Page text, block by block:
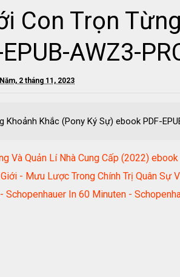
Con Trọn
AWZ3-
2 tháng 11, 2023
Khắc (Pony Ký Sự) ebook PDF-
Và Quản Lí Nhà Cung Cấp (2022)
- Mưu Lược Trong Chính Trị Quân
Schopenhauer In 60 Minuten -